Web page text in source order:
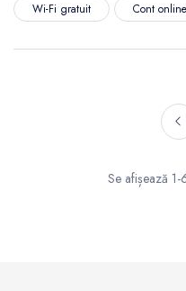
Wi-Fi gratuit
Cont
Se afișează 1-